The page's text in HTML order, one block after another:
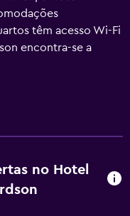
têm acesso Wi-Fi
encontra-se a
Ximending, onde os
de opções de
os quartos têm ar
plano de 127 cm,
no Hotel